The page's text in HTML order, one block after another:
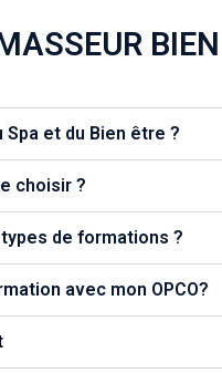
et du Bien être ?
choisir ?
de formations ?
avec mon OPCO?